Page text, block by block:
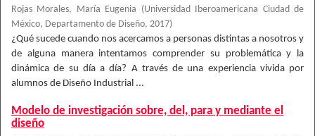
Rojas Morales, María Eugenia (Universidad Iberoamericana Ciudad de
México, Departamento de Diseño, 2017)
¿Qué sucede cuando nos acercamos a personas distintas a nosotros y
de alguna manera intentamos comprender su problemática y la
dinámica de su día a día? A través de una experiencia vivida por
alumnos de Diseño Industrial ...
Modelo de investigación sobre, del, para y mediante el
diseño